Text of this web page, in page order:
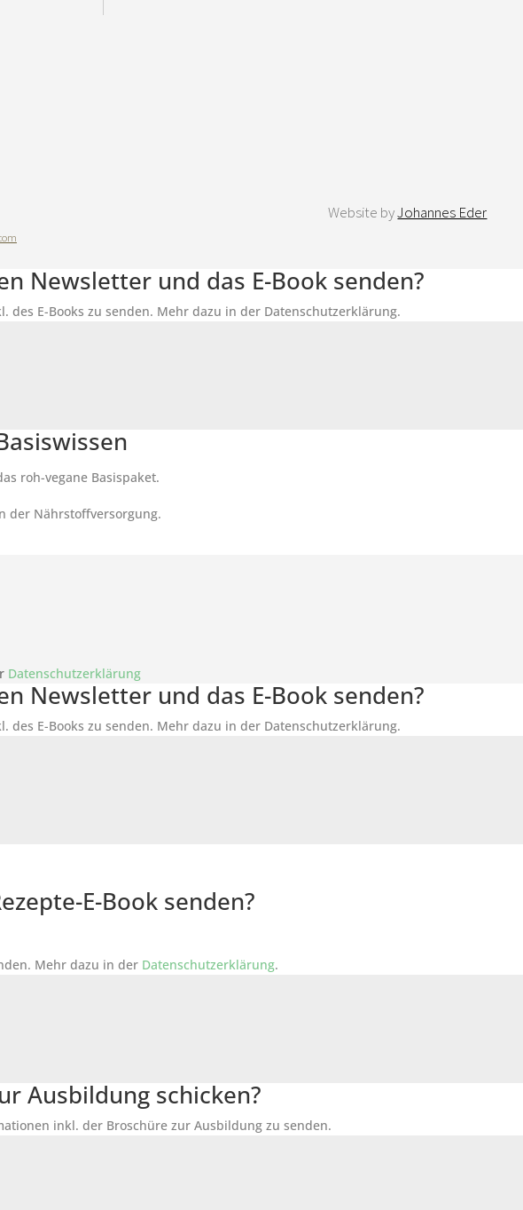
Website byJohannes Eder
Newsletter und das E-Book senden?
E-Books zu senden. Mehr dazu in der Datenschutzerklärung.
roh-vegane Basispaket.
der Nährstoffversorgung.
Datenschutzerklärung
Newsletter und das E-Book senden?
des E-Books zu senden. Mehr dazu in der Datenschutzerklärung.
E-Book senden?
Mehr dazu in der Datenschutzerklärung.
Ausbildung schicken?
inkl. der Broschüre zur Ausbildung zu senden.